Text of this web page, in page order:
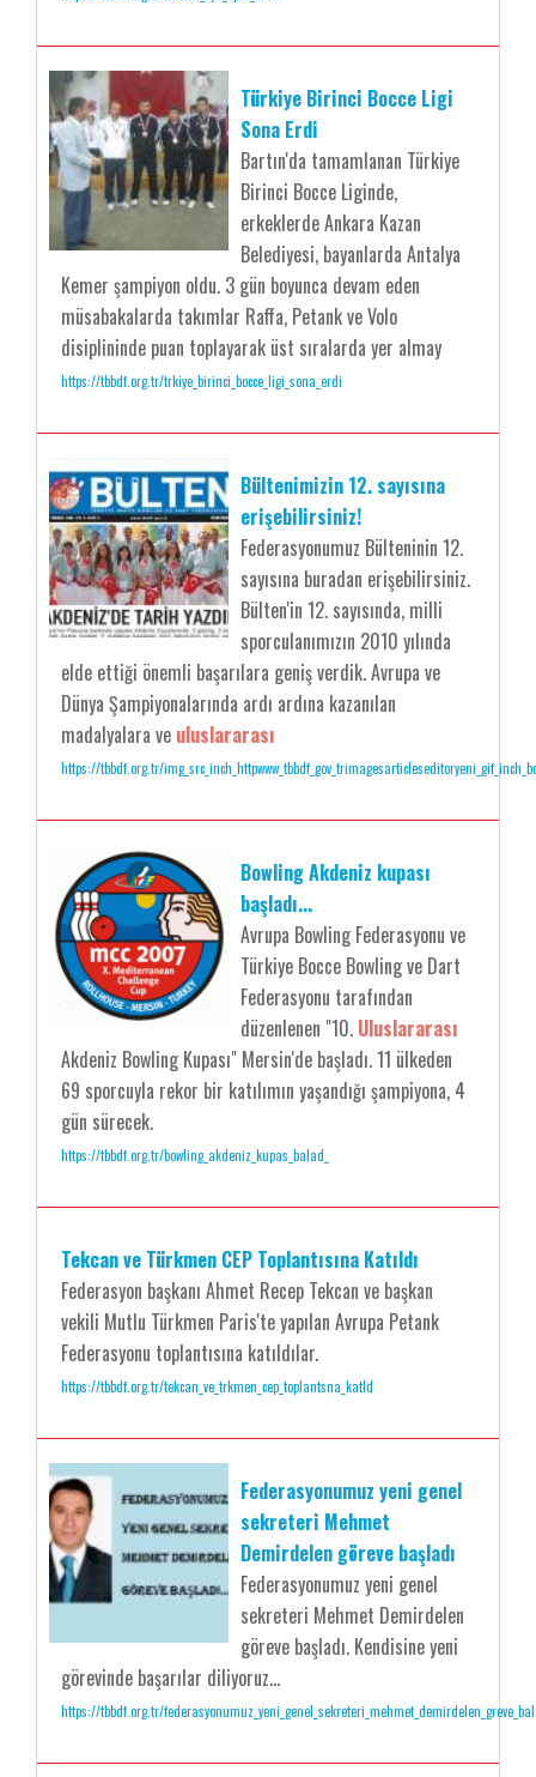
Türkiye Birinci Bocce Ligi
Sona Erdi
Bartın'da tamamlanan Türkiye
Birinci Bocce Liginde,
erkeklerde Ankara Kazan
Belediyesi, bayanlarda Antalya
Kemer şampiyon oldu. 3 gün boyunca devam eden
müsabakalarda takımlar Raffa, Petank ve Volo
disiplininde puan toplayarak üst sıralarda yer almay
https://tbbdf.org.tr/trkiye_birinci_bocce_ligi_sona_erdi
Bültenimizin 12. sayısına
erişebilirsiniz!
Federasyonumuz Bülteninin 12.
sayısına buradan erişebilirsiniz.
Bülten'in 12. sayısında, milli
sporculanımızın 2010 yılında
elde ettiği önemli başarılara geniş verdik. Avrupa ve
Dünya Şampiyonalarında ardı ardına kazanılan
madalyalara ve uluslararası
https://tbbdf.org.tr/
Bowling Akdeniz kupası
başladı...
Avrupa Bowling Federasyonu ve
Türkiye Bocce Bowling ve Dart
Federasyonu tarafından
düzenlenen "10. Uluslararası
Akdeniz Bowling Kupası" Mersin'de başladı. 11 ülkeden
69 sporcuyla rekor bir katılımın yaşandığı şampiyona, 4
gün sürecek.
https://tbbdf.org.tr/bowling_akdeniz_kupas_balad_
Tekcan ve Türkmen CEP Toplantısına Katıldı
Federasyon başkanı Ahmet Recep Tekcan ve başkan
vekili Mutlu Türkmen Paris'te yapılan Avrupa Petank
Federasyonu toplantısına katıldılar.
https://tbbdf.org.tr/tekcan_ve_trkmen_cep_toplantsna_katld
Federasyonumuz yeni genel
sekreteri Mehmet
Demirdelen göreve başladı
Federasyonumuz yeni genel
sekreteri Mehmet Demirdelen
göreve başladı. Kendisine yeni
görevinde başarılar diliyoruz...
https://tbbdf.org.tr/